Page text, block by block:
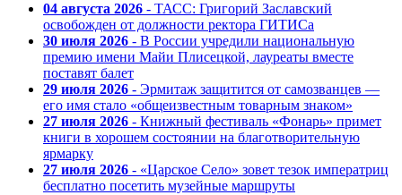
04 августа 2026 - ТАСС: Григорий Заславский
освобожден от должности ректора ГИТИСа
30 июля 2026 - В России учредили национальную
премию имени Майи Плисецкой, лауреаты вместе
поставят балет
29 июля 2026 - Эрмитаж защитится от самозванцев —
его имя стало «общеизвестным товарным знаком»
27 июля 2026 - Книжный фестиваль «Фонарь» примет
книги в хорошем состоянии на благотворительную
ярмарку
27 июля 2026 - «Царское Село» зовет тезок императриц
бесплатно посетить музейные маршруты